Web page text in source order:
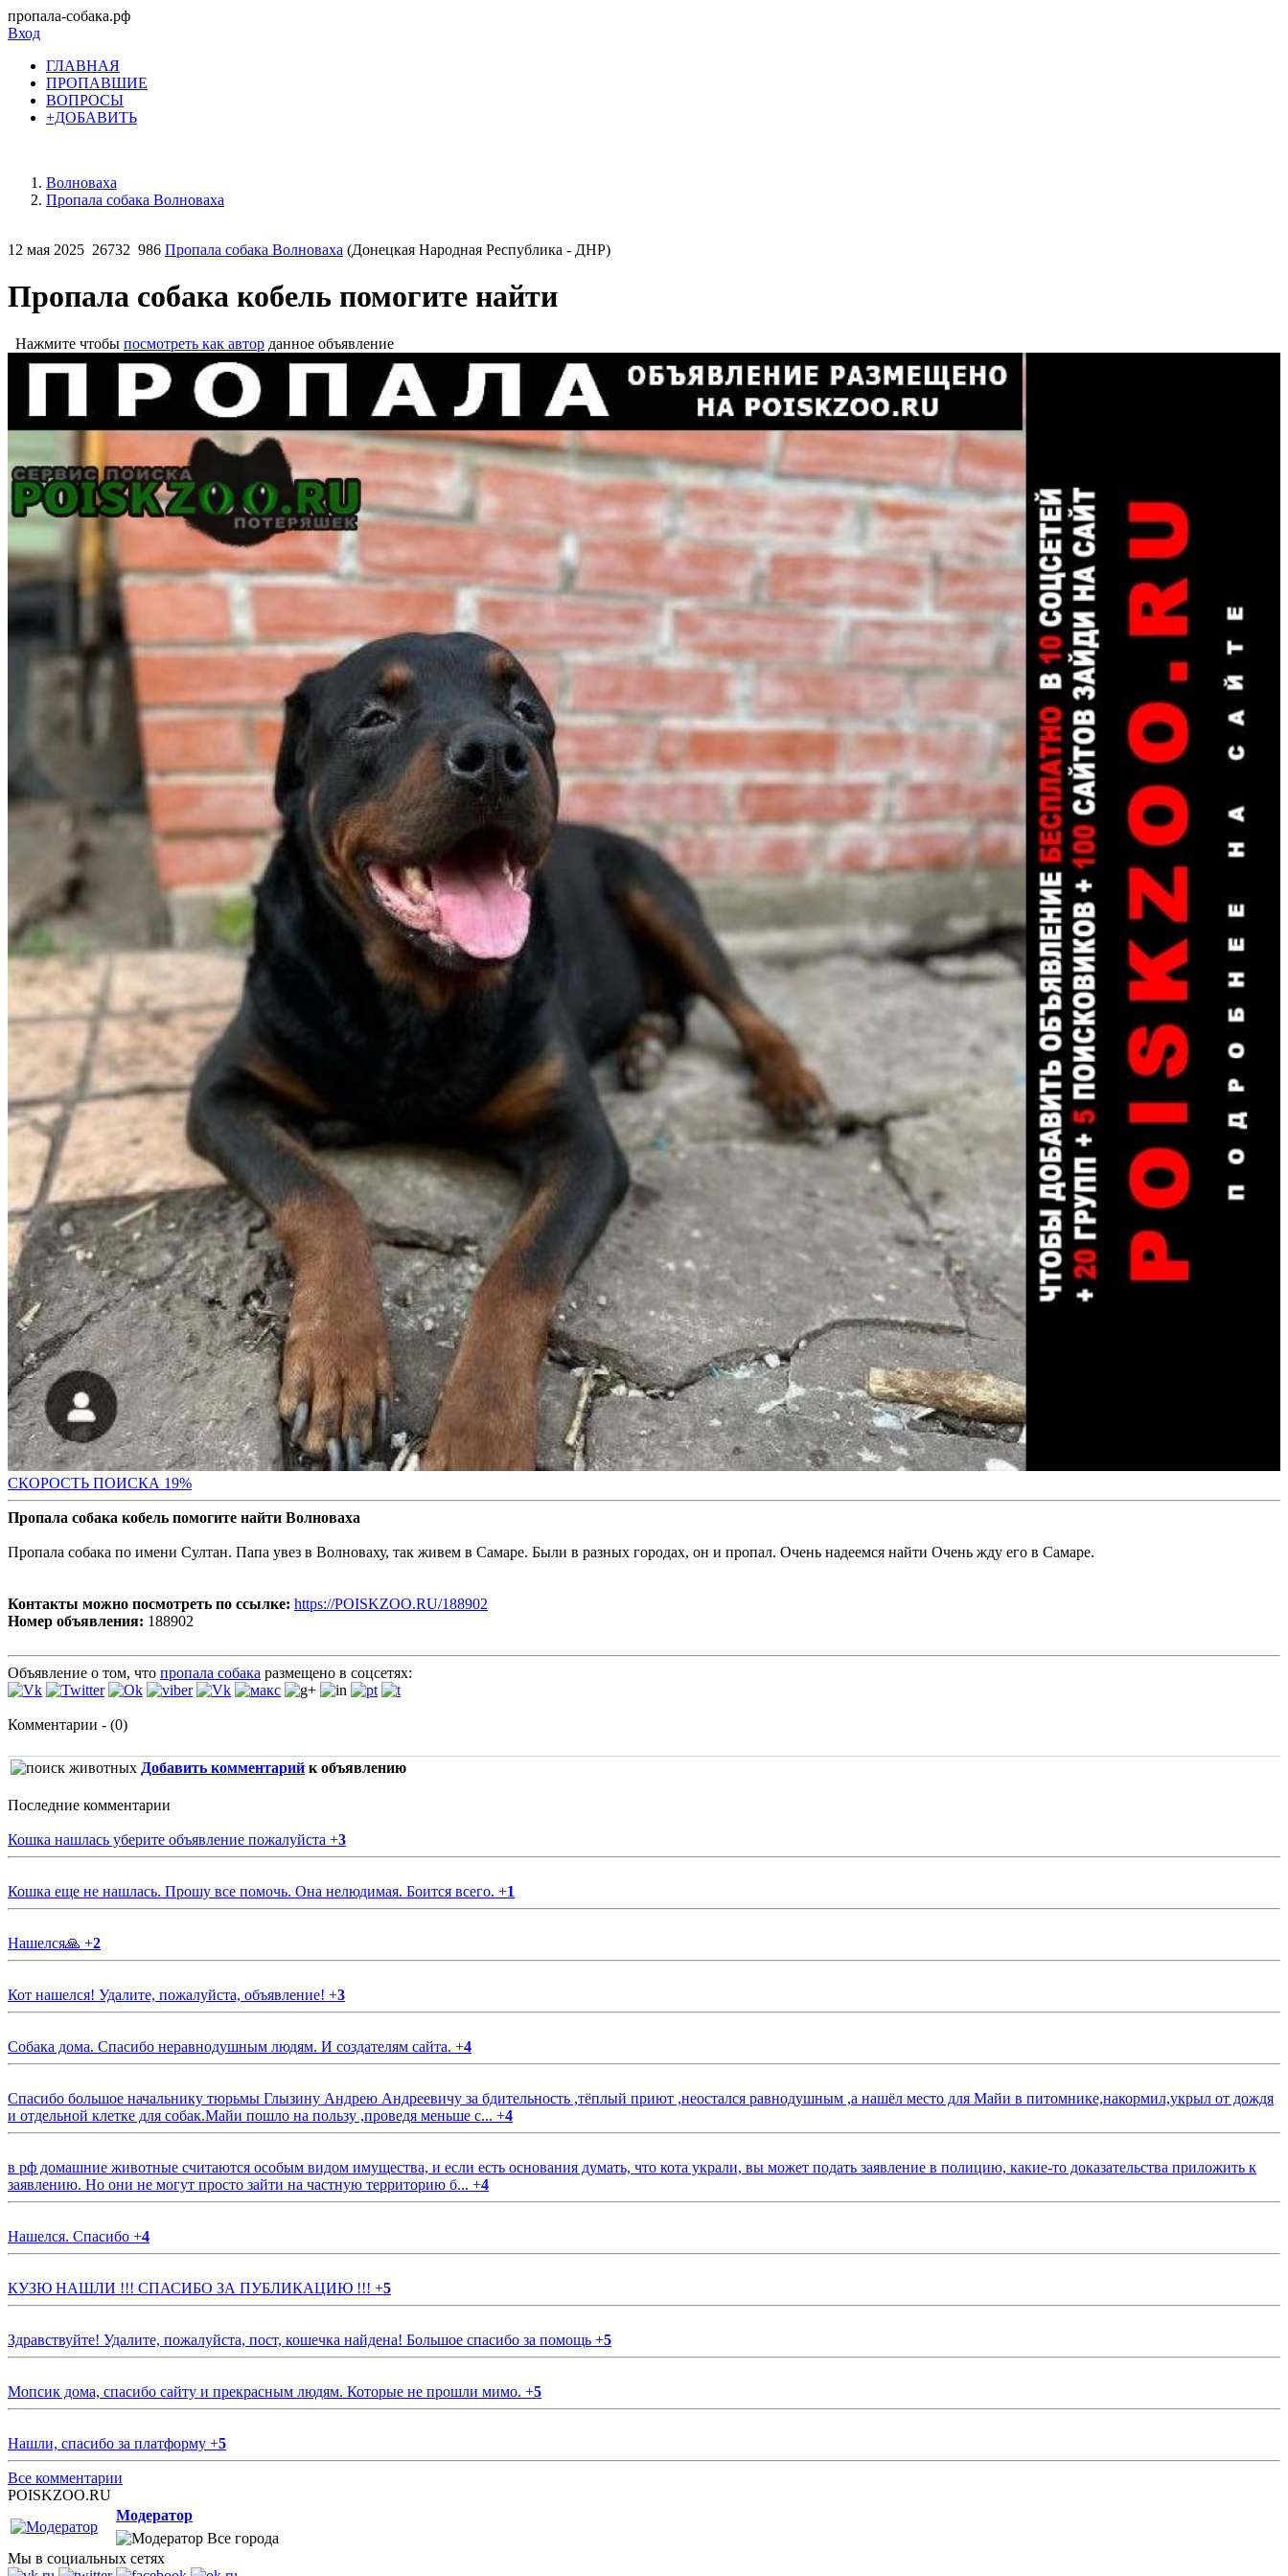
пропала-собака.рф
Вход
ГЛАВНАЯ
ПРОПАВШИЕ
ВОПРОСЫ
+ДОБАВИТЬ
Волноваха
Пропала собака Волноваха
12 мая 2025 26732 986 Пропала собака Волноваха (Донецкая Народная Республика - ДНР)
Пропала собака кобель помогите найти
Нажмите чтобы посмотреть как автор данное объявление
СКОРОСТЬ ПОИСКА 19%
Пропала собака кобель помогите найти Волноваха
Пропала собака по имени Султан. Папа увез в Волноваху, так живем в Самаре. Были в разных городах, он и пропал. Очень надеемся найти Очень жду его в Самаре.
Контакты можно посмотреть по ссылке: https://POISKZOO.RU/188902
Номер объявления: 188902
Объявление о том, что пропала собака размещено в соцсетях:
Комментарии - (0)
Добавить комментарий к объявлению
Последние комментарии
Кошка нашлась уберите объявление пожалуйста +3
Кошка еще не нашлась. Прошу все помочь. Она нелюдимая. Боится всего. +1
Нашелся🙏 +2
Кот нашелся! Удалите, пожалуйста, объявление! +3
Собака дома. Спасибо неравнодушным людям. И создателям сайта. +4
Спасибо большое начальнику тюрьмы Глызину Андрею Андреевичу за бдительность ,тёплый приют ,неостался равнодушным ,а нашёл место для Майи в питомнике,накормил,укрыл от дождя
и отдельной клетке для собак.Майи пошло на пользу ,проведя меньше с... +4
в рф домашние животные считаются особым видом имущества, и если есть основания думать, что кота украли, вы может подать заявление в полицию, какие-то доказательства приложить к
заявлению. Но они не могут просто зайти на частную территорию б... +4
Нашелся. Спасибо +4
КУЗЮ НАШЛИ !!! СПАСИБО ЗА ПУБЛИКАЦИЮ !!! +5
Здравствуйте! Удалите, пожалуйста, пост, кошечка найдена! Большое спасибо за помощь +5
Мопсик дома, спасибо сайту и прекрасным людям. Которые не прошли мимо. +5
Нашли, спасибо за платформу +5
Все комментарии
POISKZOO.RU
Модератор
Все города
Мы в социальных сетях